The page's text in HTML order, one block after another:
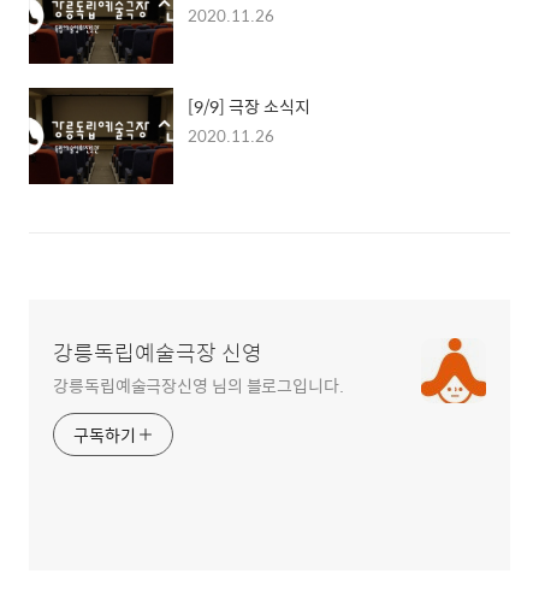
2020.11.26
[9/9] 극장 소식지
2020.11.26
강릉독립예술극장 신영
강릉독립예술극장신영 님의 블로그입니다.
구독하기